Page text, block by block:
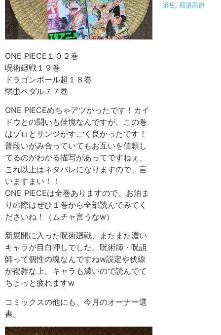
ONE PIECE１０２巻
呪術廻戦１９巻
ドラゴンボール超１８巻
弱虫ペダル７７巻
ONE PIECEめちゃアツかったです！カイ
ドウとの闘いも佳境なんですが、この巻
はゾロとサンジがすごく良かったです！
普段いがみ合っていてもお互いを信頼し
てるのがわかる描写があってですねぇ、
これ以上はネタバレになりますので、言
いますまい！！
ONE PIECEは全巻ありますので、お泊ま
りの際はぜひ１巻から全部読んでみてく
ださいね！（ムチャ言うなw）
新展開に入った呪術廻戦、またまた濃い
キャラが目白押しでした。呪術師・呪詛
師って個性の塊なんですねw設定や伏線
が複雑な上、キャラも濃いので読んでて
ちょっと疲れますw
コミックスの他にも、今月のオーナー選
書。
須岳,那須高原